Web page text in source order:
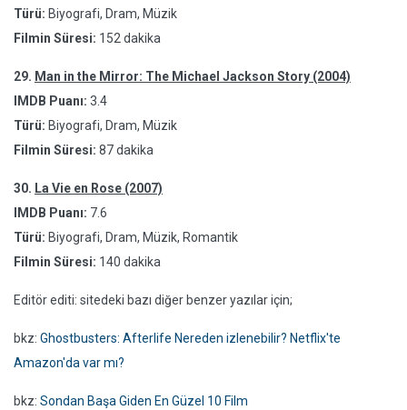
Türü: Biyografi, Dram, Müzik
Filmin Süresi: 152 dakika
29. Man in the Mirror: The Michael Jackson Story (2004)
IMDB Puanı: 3.4
Türü: Biyografi, Dram, Müzik
Filmin Süresi: 87 dakika
30. La Vie en Rose (2007)
IMDB Puanı: 7.6
Türü: Biyografi, Dram, Müzik, Romantik
Filmin Süresi: 140 dakika
Editör editi: sitedeki bazı diğer benzer yazılar için;
bkz: Ghostbusters: Afterlife Nereden izlenebilir? Netflix'te
Amazon'da var mı?
bkz: Sondan Başa Giden En Güzel 10 Film